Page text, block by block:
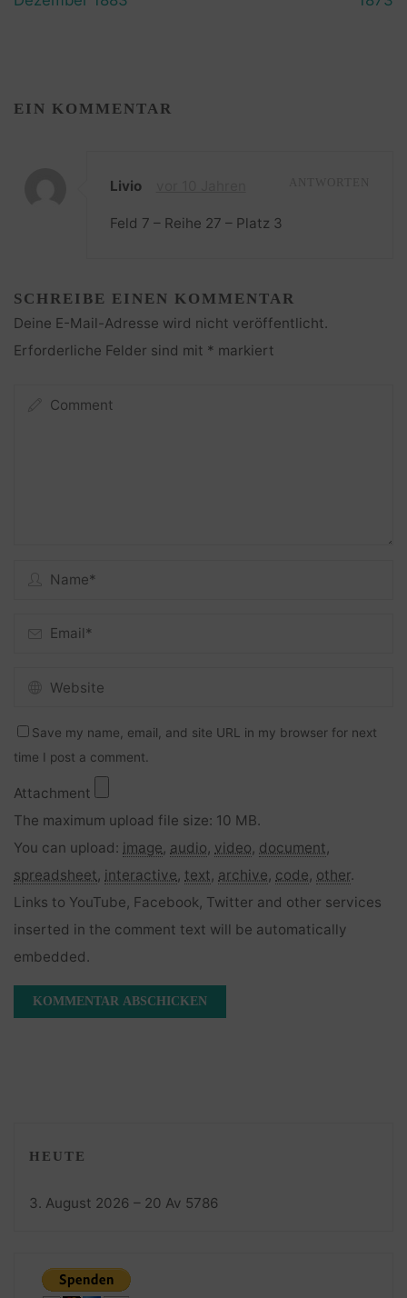
EIN KOMMENTAR
Livio
Feld 7 – Reihe 27 – Platz 3
SCHREIBE EINEN KOMMENTAR
Deine E-Mail-Adresse wird nicht veröffentlicht.
Erforderliche Felder sind mit * markiert
Save my name, email, and site URL in my browser for next
time I post a comment.
Attachment
The maximum upload file size: 10 MB.
You can upload: image, audio, video, document,
spreadsheet, interactive, text, archive, code, other.
Links to YouTube, Facebook, Twitter and other services
inserted in the comment text will be automatically
embedded.
HEUTE
3. August 2026 – 20 Av 5786